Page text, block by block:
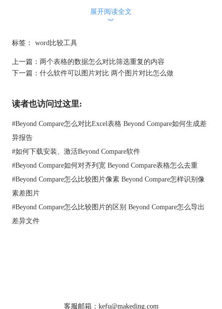
3、随后以同样的方式在右侧“修订的文档”中打开进行比较的另一
4、两份文档全部选定后，单击“确定”按钮。
展开阅读全文
︾
标签： word比较工具
上一篇： 两个表格的数据怎么对比筛选重复的内容
下一篇： 什么软件可以图片对比 两个图片对比怎么做
读者也访问过这里:
#Beyond Compare怎么对比Excel表格 Beyond Compare如何生成差
异报告
#如何下载安装、激活Beyond Compare软件
#Beyond Compare如何对齐列宽 Beyond Compare表格怎么去重
#Beyond Compare怎么比较图片像素 Beyond Compare怎样识别像
素差图片
#Beyond Compare怎么比较图片的区别 Beyond Compare怎么导出
差异文件
客服邮箱：kefu@makeding.com